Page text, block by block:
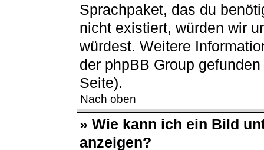
Sprachpaket, das du
nicht existiert, würden wir
würdest. Weitere
der phpBB Group
Seite).
Nach oben
» Wie kann ich ein Bild
anzeigen?